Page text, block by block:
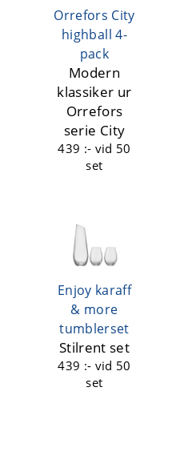
Orrefors City
highball 4-
pack
Modern
klassiker ur
Orrefors
serie City
439 :- vid 50
set
Enjoy karaff
& more
tumblerset
Stilrent set
439 :- vid 50
set